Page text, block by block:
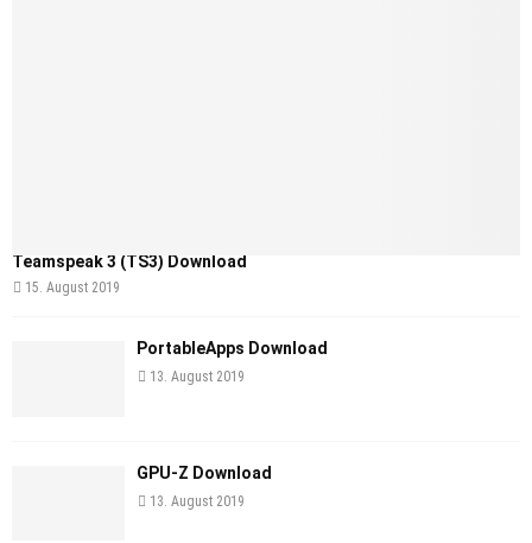
Teamspeak 3 (TS3) Download
15. August 2019
PortableApps Download
13. August 2019
GPU-Z Download
13. August 2019